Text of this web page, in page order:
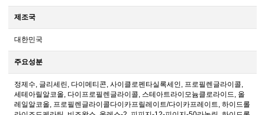
제조국
대한민국
주요성분
정제수, 글리세린, 다이메티콘, 사이클로펜타실록세인, 프로필렌글라이콜,
세테아릴알코올, 다이프로필렌글라이콜, 스테아트라이모늄클로라이드, 올
레일알코올, 프로필렌글라이콜다이카프릴레이트/다이카프레이트, 하이드롤